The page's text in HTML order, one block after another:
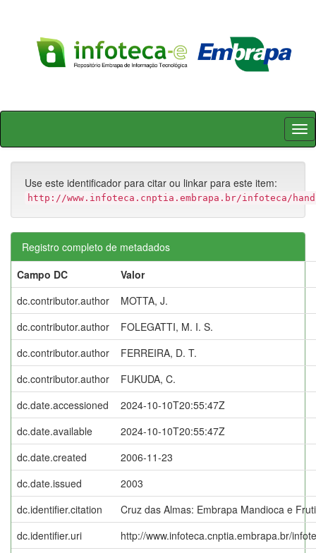
Skip
Use este identificador para citar ou linkar para este item:
http://www.infoteca.cnptia.embrapa.br/infoteca/
Registro completo de metadados
Campo DC
Valor
dc.contributor.author
MOTTA, J.
dc.contributor.author
FOLEGATTI, M. I. S.
dc.contributor.author
FERREIRA, D. T.
dc.contributor.author
FUKUDA, C.
dc.date.accessioned
2024-10-10T20:55:47Z
dc.date.available
2024-10-10T20:55:47Z
dc.date.created
2006-11-23
dc.date.issued
2003
dc.identifier.citation
Cruz das Almas: Embrapa Mandioca e
dc.identifier.uri
http://www.infoteca.cnptia.embrapa.br/